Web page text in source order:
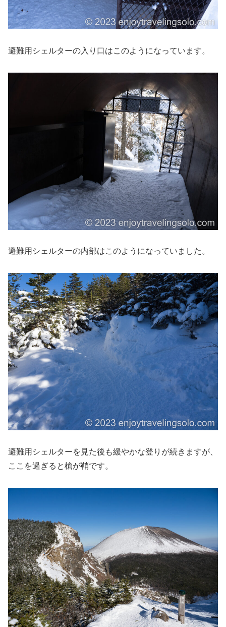
避難用シェルターの入り口はこのようになっています。
避難用シェルターの内部はこのようになっていました。
避難用シェルターを見た後も緩やかな登りが続きますが、
ここを過ぎると槍が鞘です。